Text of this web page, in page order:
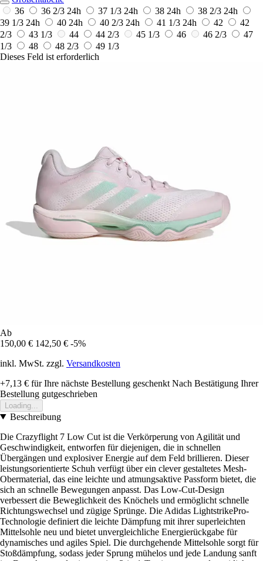
36
36 2/3 24h 37 1/3 24h 38 24h 38 2/3 24h
39 1/3 24h 40 24h 40 2/3 24h 41 1/3 24h 42
42
2/3
43 1/3 44 44 2/3 45 1/3 46 46 2/3
47
1/3
48 48 2/3
49 1/3
Dieses Feld ist erforderlich
Ab
150,00 € 142,50 € -5%
inkl. MwSt. zzgl. Versandkosten
+7,13 € für Ihre nächste Bestellung geschenkt Nach Bestätigung Ihrer
Bestellung gutgeschrieben
Loading...
Beschreibung
Die Crazyflight 7 Low Cut ist die Verkörperung von Agilität und
Geschwindigkeit, entworfen für diejenigen, die in schnellen
Übergängen und explosiver Energie auf dem Feld brillieren. Dieser
leistungsorientierte Schuh verfügt über ein clever gestaltetes Mesh-
Obermaterial, das eine leichte und atmungsaktive Passform bietet, die
sich an schnelle Bewegungen anpasst. Das Low-Cut-Design
verbessert die Beweglichkeit des Knöchels und ermöglicht schnelle
Richtungswechsel und zügige Sprünge. Die Adidas LightstrikePro-
Technologie definiert die leichte Dämpfung mit ihrer superleichten
Mittelsohle neu und bietet unvergleichliche Energierückgabe für
dynamisches und agiles Spiel. Die durchgehende Mittelsohle sorgt für
Stoßdämpfung, sodass jeder Sprung mühelos und jede Landung sanft